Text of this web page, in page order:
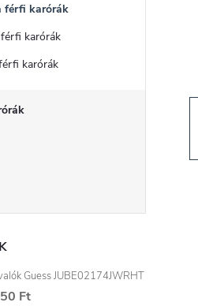
férfi karórák
karórák
karórák
Guess JUBE02174JWRHT
Ft